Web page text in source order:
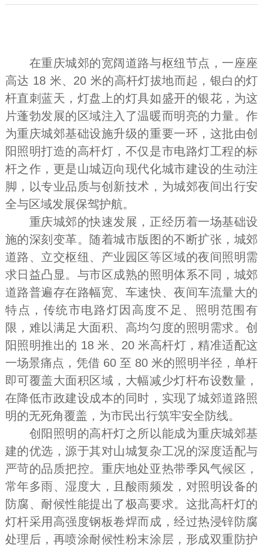
在重庆城郊的宽阔道路与枢纽节点，一座座
高达 18 米、20 米的高杆灯拔地而起，银白的灯
杆直刺蓝天，灯盘上的灯具如盛开的银花，为这
片蓬勃发展的区域注入了温暖而明亮的力量。作
为重庆城郊基础设施升级的重要一环，这批由创
阳照明打造的高杆灯，不仅是市电路灯工程的标
杆之作，更是山城迈向现代化城市建设的生动注
脚，以专业品质与创新技术，为城郊夜间出行安
全与区域发展保驾护航。
重庆城郊的快速发展，正经历着一场基础设
施的深刻变革。随着城市版图的不断扩张，城郊
道路、立交枢纽、产业园区等区域的夜间照明需
求日益凸显。与市区成熟的照明体系不同，城郊
道路普遍存在路幅宽、车速快、夜间车流量大的
特点，传统市电路灯因高度不足、照明范围有
限，难以满足大面积、高均匀度的照明需求。创
阳照明推出的 18 米、20 米高杆灯，精准适配这
一场景痛点，凭借 60 至 80 米的照明半径，单杆
即可覆盖大面积区域，大幅减少灯杆布设数量，
在降低市政建设成本的同时，实现了城郊道路照
明的无死角覆盖，为市民出行筑牢安全防线。
创阳照明的高杆灯之所以能成为重庆城郊基
建的优选，源于其对山城复杂工况的深度适配与
严苛的品质把控。重庆地处亚热带季风气候区，
常年多雨、湿度大，且酸雨频发，对照明设备的
防腐、耐候性能提出了极高要求。这批高杆灯的
灯杆采用高强度钢板卷焊而成，经过热浸锌防腐
处理后，再喷涂耐候性粉末涂层，形成双重防护